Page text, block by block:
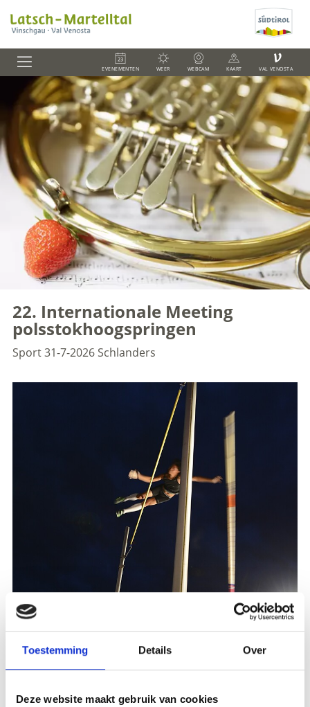
Toestemming Details Over
Deze website maakt gebruik van cookies
EVENEMENTEN WEER WEBCAM KAART
V
VAL VENOSTA
22. Internationale Meeting
polsstokhoogspringen
Sport31-7-2026Schlanders
Alweer voor de 21e keer vindt het Internationale
Polsstokhoogspringtoernooi in Schlanders plaats op
de Kulturhausplatz. Er zullen weer internationale
topatleten aan meedoen die op deze bijzondere plek